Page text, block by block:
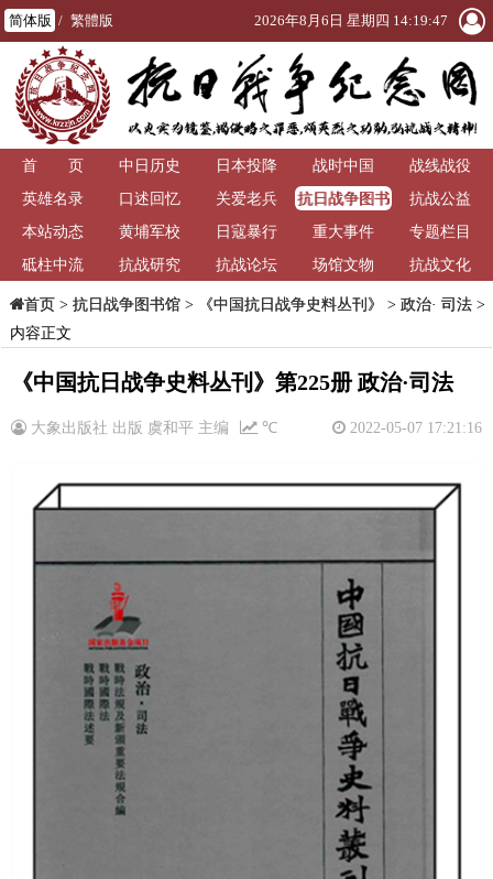
简体版 / 繁體版 2026年8月6日 星期四 14:19:48
首 页 中日历史 日本投降 战时中国
战线战役
英雄名录
口述回忆 关爱老兵
抗日战争图书
馆
抗战公益
本站动态
黄埔军校 日寇暴行 重大事件
专题栏目
砥柱中流
抗战研究 抗战论坛 场馆文物 抗战文化
首页> 抗日战争图书馆> 《中国抗日战争史料丛刊》 > 政治· 司法>
内容正文
《中国抗日战争史料丛刊》第225册 政治·司法
大象出版社 出版 虞和平 主编 2022-05-07 17:21:16
℃